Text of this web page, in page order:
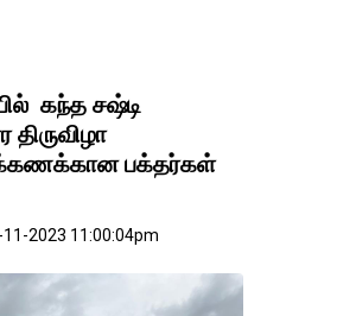
கந்த சஷ்டி
பக்தர்கள்
2023 11:00:04pm